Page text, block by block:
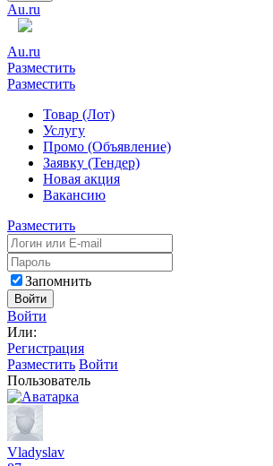
Au.ru
Au.ru
Разместить
Разместить
Товар (Лот)
Услугу
Промо (Объявление)
Заявку (Тендер)
Новая акция
Вакансию
Разместить
Запомнить
Войти
Войти
Или:
Регистрация
Разместить Войти
Пользователь
Vladyslav